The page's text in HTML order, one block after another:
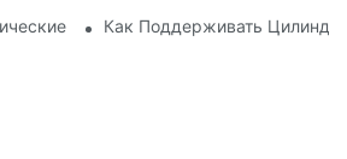
Цилиндры: Основные
Как Поддерживать Цилиндр